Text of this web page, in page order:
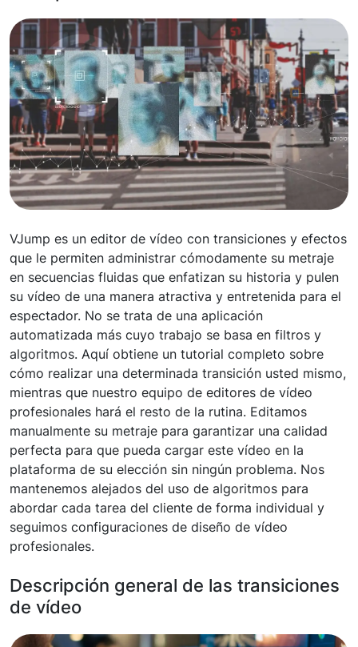
VJump es un editor de vídeo con transiciones y efectos
que le permiten administrar cómodamente su metraje
en secuencias fluidas que enfatizan su historia y pulen
su vídeo de una manera atractiva y entretenida para el
espectador. No se trata de una aplicación
automatizada más cuyo trabajo se basa en filtros y
algoritmos. Aquí obtiene un tutorial completo sobre
cómo realizar una determinada transición usted mismo,
mientras que nuestro equipo de editores de vídeo
profesionales hará el resto de la rutina. Editamos
manualmente su metraje para garantizar una calidad
perfecta para que pueda cargar este vídeo en la
plataforma de su elección sin ningún problema. Nos
mantenemos alejados del uso de algoritmos para
abordar cada tarea del cliente de forma individual y
seguimos configuraciones de diseño de vídeo
profesionales.
Descripción general de las transiciones
de vídeo